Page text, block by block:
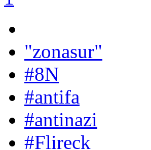
"zonasur"
#8N
#antifa
#antinazi
#Flireck